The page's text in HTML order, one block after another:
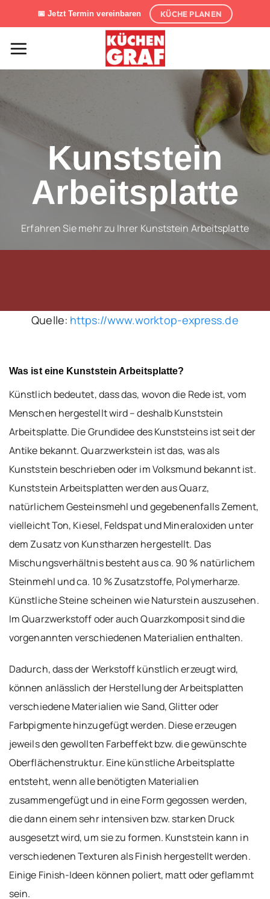
Inhalt
springen
📅 Jetzt Termin vereinbaren KÜCHE PLANEN
Kunststein
Arbeitsplatte
Erfahren Sie mehr zu Ihrer Kunststein Arbeitsplatte
Quelle: https://www.worktop-express.de
Was ist eine Kunststein Arbeitsplatte?
Künstlich bedeutet, dass das, wovon die Rede ist, vom
Menschen hergestellt wird – deshalb Kunststein
Arbeitsplatte. Die Grundidee des Kunststeins ist seit der
Antike bekannt. Quarzwerkstein ist das, was als
Kunststein beschrieben oder im Volksmund bekannt ist.
Kunststein Arbeitsplatten werden aus Quarz,
natürlichem Gesteinsmehl und gegebenenfalls Zement,
vielleicht Ton, Kiesel, Feldspat und Mineraloxiden unter
dem Zusatz von Kunstharzen hergestellt. Das
Mischungsverhältnis besteht aus ca. 90 % natürlichem
Steinmehl und ca. 10 % Zusatzstoffe, Polymerharze.
Künstliche Steine scheinen wie Naturstein auszusehen.
Im Quarzwerkstoff oder auch Quarzkomposit sind die
vorgenannten verschiedenen Materialien enthalten.
Dadurch, dass der Werkstoff künstlich erzeugt wird,
können anlässlich der Herstellung der Arbeitsplatten
verschiedene Materialien wie Sand, Glitter oder
Farbpigmente hinzugefügt werden. Diese erzeugen
jeweils den gewollten Farbeffekt bzw. die gewünschte
Oberflächenstruktur. Eine künstliche Arbeitsplatte
entsteht, wenn alle benötigten Materialien
zusammengefügt und in eine Form gegossen werden,
die dann einem sehr intensiven bzw. starken Druck
ausgesetzt wird, um sie zu formen. Kunststein kann in
verschiedenen Texturen als Finish hergestellt werden.
Einige Finish-Ideen können poliert, matt oder geflammt
sein.